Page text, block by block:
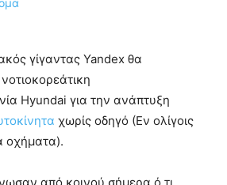
γίγαντας Yandex θα
Hyundai για την ανάπτυξη
χωρίς οδηγό (Εν ολίγοις
οχήματα).